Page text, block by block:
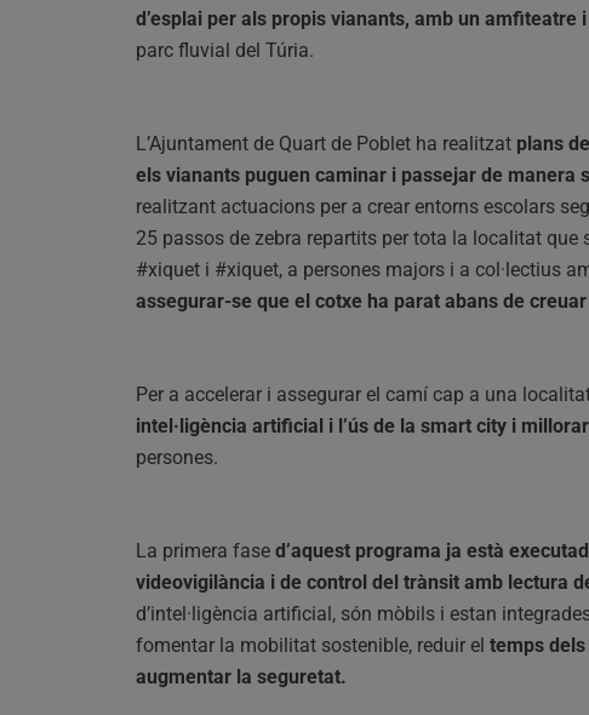
d’esplai per als propis vianants, amb un amfiteatre
parc fluvial del Túria.
L’Ajuntament de Quart de Poblet ha realitzat plans
els vianants puguen caminar i passejar de manera
realitzant actuacions per a crear entorns escolars
25 passos de zebra repartits per tota la localitat
#xiquet i #xiquet, a persones majors i a col·lectius
assegurar-se que el cotxe ha parat abans de creuar
Per a accelerar i assegurar el camí cap a una
intel·ligència artificial i l’ús de la smart city i
persones.
La primera fase d’aquest programa ja està
videovigilància i de control del trànsit amb lectura
d’intel·ligència artificial, són mòbils i estan
fomentar la mobilitat sostenible, reduir el temps
augmentar la seguretat.